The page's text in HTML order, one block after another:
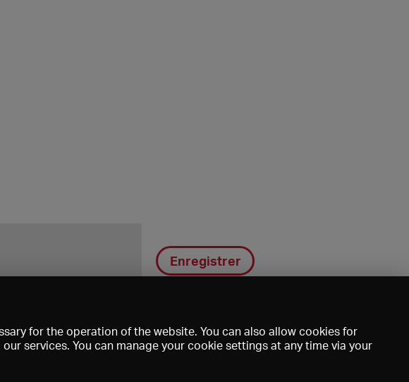
Enregistrer
for the operation of the website. You can also allow cookies for
services. You can manage your cookie settings at any time via your